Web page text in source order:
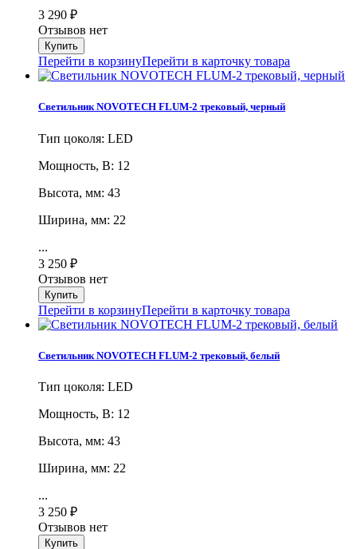
3 290 ₽
Отзывов нет
Перейти в корзинуПерейти в карточку товара
Светильник NOVOTECH FLUM-2 трековый, черный
Тип цоколя: LED
Мощность, В: 12
Высота, мм: 43
Ширина, мм: 22
...
3 250 ₽
Отзывов нет
Перейти в корзинуПерейти в карточку товара
Светильник NOVOTECH FLUM-2 трековый, белый
Тип цоколя: LED
Мощность, В: 12
Высота, мм: 43
Ширина, мм: 22
...
3 250 ₽
Отзывов нет